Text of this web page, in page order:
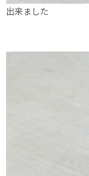
出来ました